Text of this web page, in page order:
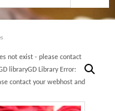
not exist - please contact
libraryGD Library Error:
contact your webhost and